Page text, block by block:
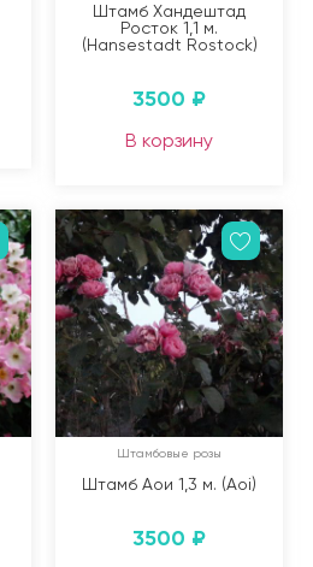
Штамб Хандештад
Росток 1,1 м.
(Hansestadt Rostock)
3500 ₽
В корзину
Штамбовые розы
Штамб Аои 1,3 м. (Aoi)
3500 ₽